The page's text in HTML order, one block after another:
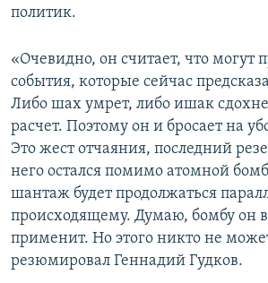
политик.
«Очевидно, он считает, что могут
события, которые сейчас
Либо шах умрет, либо ишак
расчет. Поэтому он и бросает на
Это жест отчаяния, последний
него остался помимо атомной
шантаж будет продолжаться
происходящему. Думаю, бомбу он
применит. Но этого никто не
резюмировал Геннадий Гудков.